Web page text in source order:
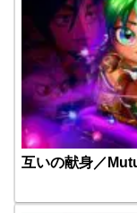
互いの献身／